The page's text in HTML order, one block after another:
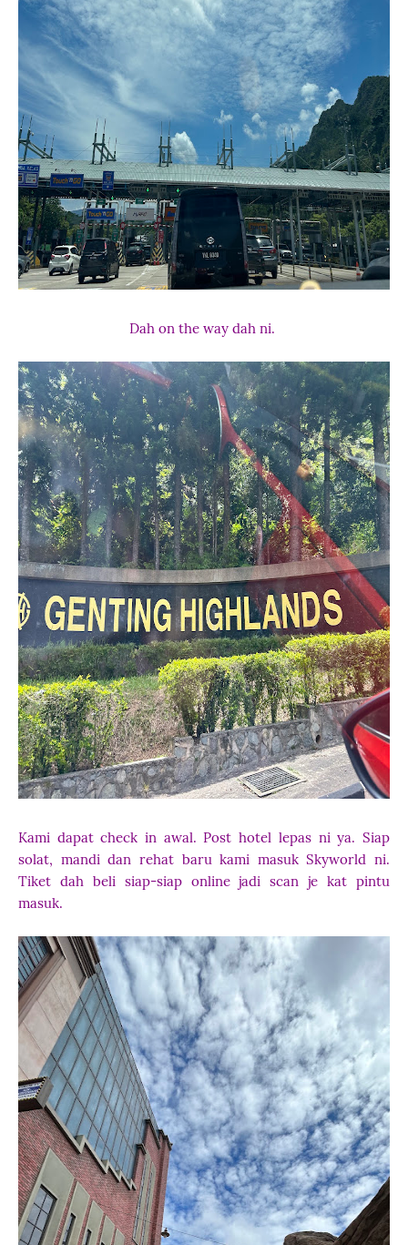
Dah on the way dah ni.
Kami dapat check in awal. Post hotel lepas ni ya. Siap
solat, mandi dan rehat baru kami masuk Skyworld ni.
Tiket dah beli siap-siap online jadi scan je kat pintu
masuk.